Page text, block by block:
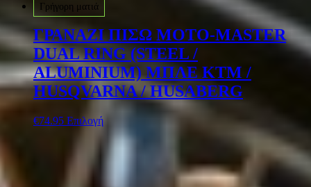
Γρήγορη ματιά
ΓΡΑΝΑΖΙ ΠΙΣΩ MOTO-MASTER
DUAL RING (STEEL /
ALUMINIUM) ΜΠΛΕ KTM /
HUSQVARNA / HUSABERG
€74.95 Επιλογή